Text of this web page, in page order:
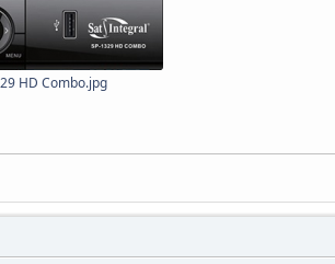
HD Combo.jpg